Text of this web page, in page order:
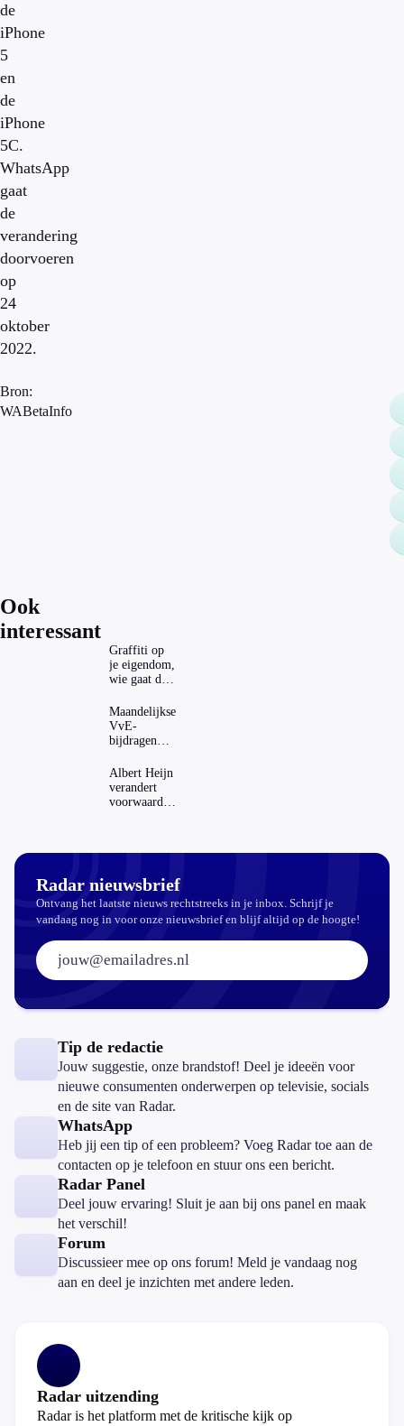
de
iPhone
5
en
de
iPhone
5C.
WhatsApp
gaat
de
verandering
doorvoeren
op
24
oktober
2022.
Bron:
WABetaInfo
Ook
interessant
Graffiti op
je eigendom,
wie gaat dat
Maandelijkse
VvE-
bijdragen
dat invloed
op je
hypotheek?
Albert Heijn
verandert
voorwaarden
Radar nieuwsbrief
Ontvang het laatste nieuws rechtstreeks in je inbox. Schrijf je
vandaag nog in voor onze nieuwsbrief en blijf altijd op de hoogte!
E-mailadres:
Tip de redactie
Jouw suggestie, onze brandstof! Deel je ideeën voor
nieuwe consumenten onderwerpen op televisie, socials
en de site van Radar.
WhatsApp
Heb jij een tip of een probleem? Voeg Radar toe aan de
contacten op je telefoon en stuur ons een bericht.
Radar Panel
Deel jouw ervaring! Sluit je aan bij ons panel en maak
het verschil!
Forum
Discussieer mee op ons forum! Meld je vandaag nog
aan en deel je inzichten met andere leden.
Radar uitzending
Radar is het platform met de kritische kijk op